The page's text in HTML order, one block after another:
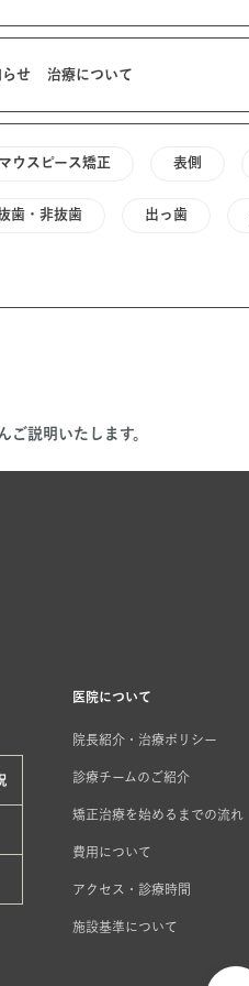
らせ 治療について
マウスピース矯正 表側
歯・非抜歯 出っ歯
説明いたします。
医院について
院長紹介・治療ポリシー
診療チームのご紹介
矯正治療を始めるまでの流れ
費用について
アクセス・診療時間
施設基準について